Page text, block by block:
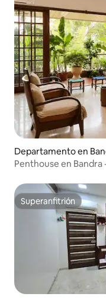
Departamento en
Penthouse en Bandra
Superanfitrión
Superanfitrión